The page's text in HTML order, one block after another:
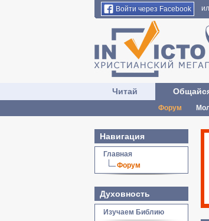
Войти через Facebook
Читай
Форум
Навигация
Главная
Форум
Духовность
Изучаем Библию